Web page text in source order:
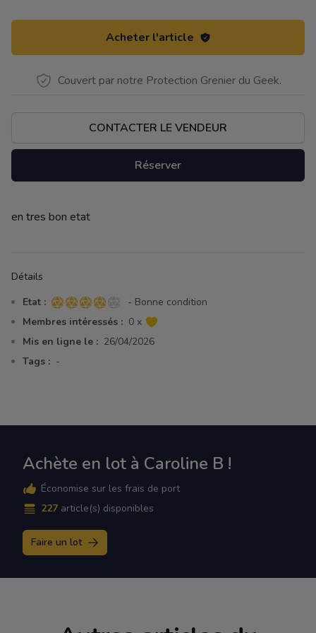
Acheter l'article
Couvert par notre Protection Grenier du Geek.
CONTACTER LE VENDEUR
Réserver
Description
en tres bon etat
Détails
Etat : 4 sur 5 étoiles
- Bonne condition
Membres intéressés : 0 x
Mis en ligne le : 26/04/2026
Tags : -
Achète en lot à Caroline B !
Économise sur les frais de port
227 article(s) disponibles
Faire un lot